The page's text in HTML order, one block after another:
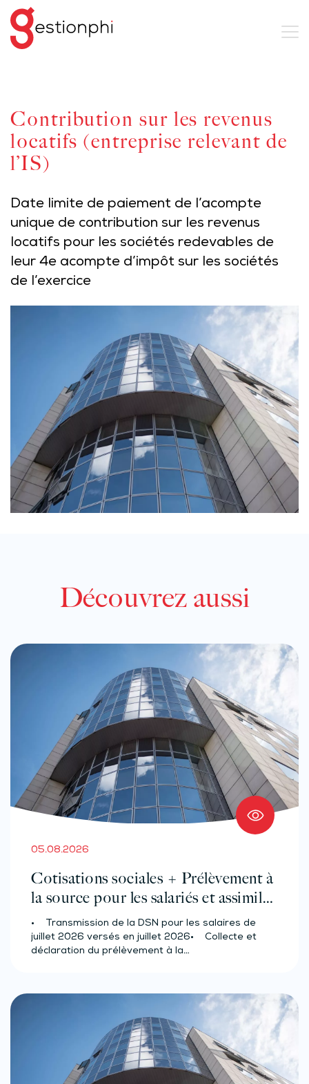
Contribution sur les revenus
locatifs (entreprise relevant de
l’IS)
Date limite de paiement de l’acompte
unique de contribution sur les revenus
locatifs pour les sociétés redevables de
leur 4e acompte d’impôt sur les sociétés
de l’exercice
Découvrez aussi
05.08.2026
Cotisations sociales + Prélèvement à
la source pour les salariés et assimilés
(effectif d’au moins 50 salariés)
• Transmission de la DSN pour les salaires de
juillet 2026 versés en juillet 2026• Collecte et
déclaration du prélèvement à la…